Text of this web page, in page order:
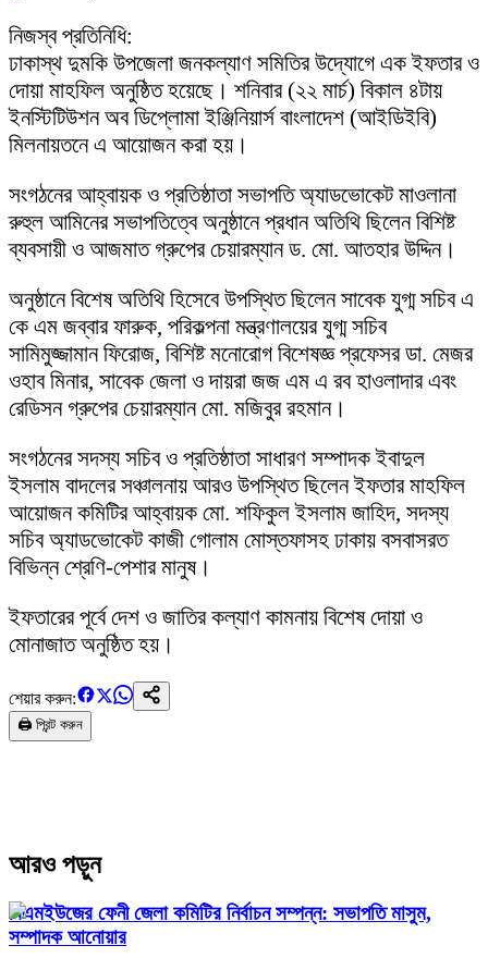
নিজস্ব প্রতিনিধি:
ঢাকাস্থ দুমকি উপজেলা জনকল্যাণ সমিতির উদ্যোগে এক ইফতার ও
দোয়া মাহফিল অনুষ্ঠিত হয়েছে। শনিবার (২২ মার্চ) বিকাল ৪টায়
ইনস্টিটিউশন অব ডিপ্লোমা ইঞ্জিনিয়ার্স বাংলাদেশ (আইডিইবি)
মিলনায়তনে এ আয়োজন করা হয়।
সংগঠনের আহ্বায়ক ও প্রতিষ্ঠাতা সভাপতি অ্যাডভোকেট মাওলানা
রুহুল আমিনের সভাপতিত্বে অনুষ্ঠানে প্রধান অতিথি ছিলেন বিশিষ্ট
ব্যবসায়ী ও আজমাত গ্রুপের চেয়ারম্যান ড. মো. আতহার উদ্দিন।
অনুষ্ঠানে বিশেষ অতিথি হিসেবে উপস্থিত ছিলেন সাবেক যুগ্ম সচিব এ
কে এম জব্বার ফারুক, পরিকল্পনা মন্ত্রণালয়ের যুগ্ম সচিব
সামিমুজ্জামান ফিরোজ, বিশিষ্ট মনোরোগ বিশেষজ্ঞ প্রফেসর ডা. মেজর
ওহাব মিনার, সাবেক জেলা ও দায়রা জজ এম এ রব হাওলাদার এবং
রেডিসন গ্রুপের চেয়ারম্যান মো. মজিবুর রহমান।
সংগঠনের সদস্য সচিব ও প্রতিষ্ঠাতা সাধারণ সম্পাদক ইবাদুল
ইসলাম বাদলের সঞ্চালনায় আরও উপস্থিত ছিলেন ইফতার মাহফিল
আয়োজন কমিটির আহ্বায়ক মো. শফিকুল ইসলাম জাহিদ, সদস্য
সচিব অ্যাডভোকেট কাজী গোলাম মোস্তফাসহ ঢাকায় বসবাসরত
বিভিন্ন শ্রেণি-পেশার মানুষ।
ইফতারের পূর্বে দেশ ও জাতির কল্যাণ কামনায় বিশেষ দোয়া ও
মোনাজাত অনুষ্ঠিত হয়।
শেয়ার করুন:
🖨️ প্রিন্ট করুন
আরও পড়ুন
বিএমইউজের ফেনী জেলা কমিটির নির্বাচন সম্পন্ন: সভাপতি মাসুম,
সম্পাদক আনোয়ার